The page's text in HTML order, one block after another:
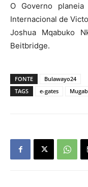
O Governo
Internacional de
Joshua Mqabuko
Beitbridge.
FONTE
Bulawayo24
TAGS
e-gates